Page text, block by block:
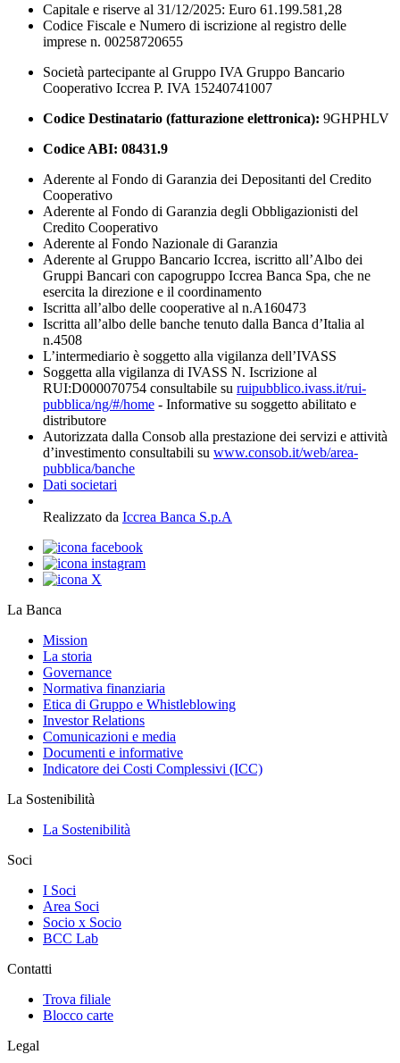
Capitale e riserve al 31/12/2025: Euro 61.199.581,28
Codice Fiscale e Numero di iscrizione al registro delle
imprese n. 00258720655
Società partecipante al Gruppo IVA Gruppo Bancario
Cooperativo Iccrea P. IVA 15240741007
Codice Destinatario (fatturazione elettronica): 9GHPHLV
Codice ABI: 08431.9
Aderente al Fondo di Garanzia dei Depositanti del Credito
Cooperativo
Aderente al Fondo di Garanzia degli Obbligazionisti del
Credito Cooperativo
Aderente al Fondo Nazionale di Garanzia
Aderente al Gruppo Bancario Iccrea, iscritto all’Albo dei
Gruppi Bancari con capogruppo Iccrea Banca Spa, che ne
esercita la direzione e il coordinamento
Iscritta all’albo delle cooperative al n.A160473
Iscritta all’albo delle banche tenuto dalla Banca d’Italia al
n.4508
L’intermediario è soggetto alla vigilanza dell’IVASS
Soggetta alla vigilanza di IVASS N. Iscrizione al
RUI:D000070754 consultabile su ruipubblico.ivass.it/rui-
pubblica/ng/#/home - Informative su soggetto abilitato e
distributore
Autorizzata dalla Consob alla prestazione dei servizi e attività
d’investimento consultabili su www.consob.it/web/area-
pubblica/banche
Dati societari
Realizzato da Iccrea Banca S.p.A
La Banca
Mission
La storia
Governance
Normativa finanziaria
Etica di Gruppo e Whistleblowing
Investor Relations
Comunicazioni e media
Documenti e informative
Indicatore dei Costi Complessivi (ICC)
La Sostenibilità
La Sostenibilità
Soci
I Soci
Area Soci
Socio x Socio
BCC Lab
Contatti
Trova filiale
Blocco carte
Legal